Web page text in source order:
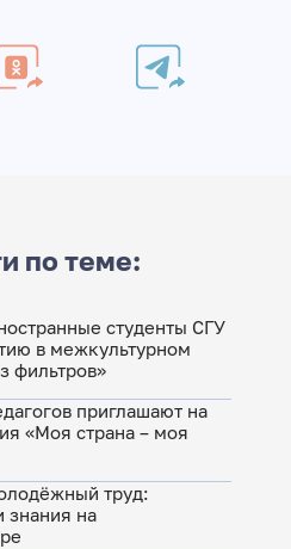
по теме:
студенты СГУ
в межкультурном
фильтров»
приглашают на
«Моя страна – моя
труд:
знания на